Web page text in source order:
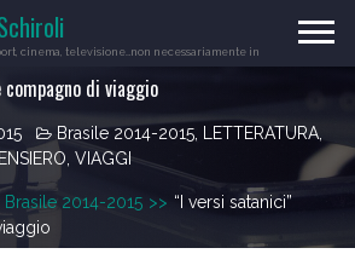
cinema, televisione…non necessariamente in
di viaggio
Brasile 2014-2015 LETTERATURA
VIAGGI
Brasile 2014-2015 >> “I versi satanici”